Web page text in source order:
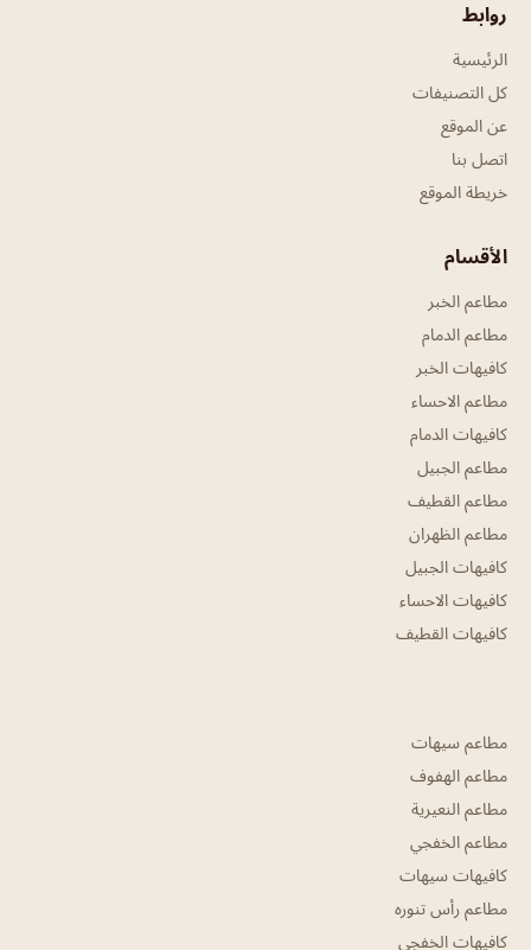
روابط
الرئيسية
كل التصنيفات
عن الموقع
اتصل بنا
خريطة الموقع
الأقسام
مطاعم الخبر
مطاعم الدمام
كافيهات الخبر
مطاعم الاحساء
كافيهات الدمام
مطاعم الجبيل
مطاعم القطيف
مطاعم الظهران
كافيهات الجبيل
كافيهات الاحساء
كافيهات القطيف
مطاعم سيهات
مطاعم الهفوف
مطاعم النعيرية
مطاعم الخفجي
كافيهات سيهات
مطاعم رأس تنوره
كافيهات الخفجي